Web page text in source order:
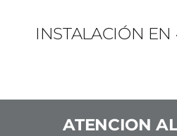
INSTALACIÓN
ATENCION